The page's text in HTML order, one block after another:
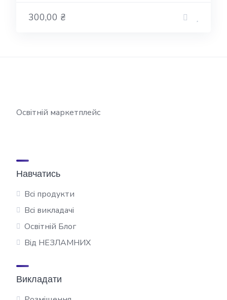
300,00 ₴
Освітній маркетплейс
Навчатись
Всі продукти
Всі викладачі
Освітній Блог
Від НЕЗЛАМНИХ
Викладати